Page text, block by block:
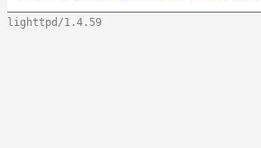
lighttpd/1.4.59